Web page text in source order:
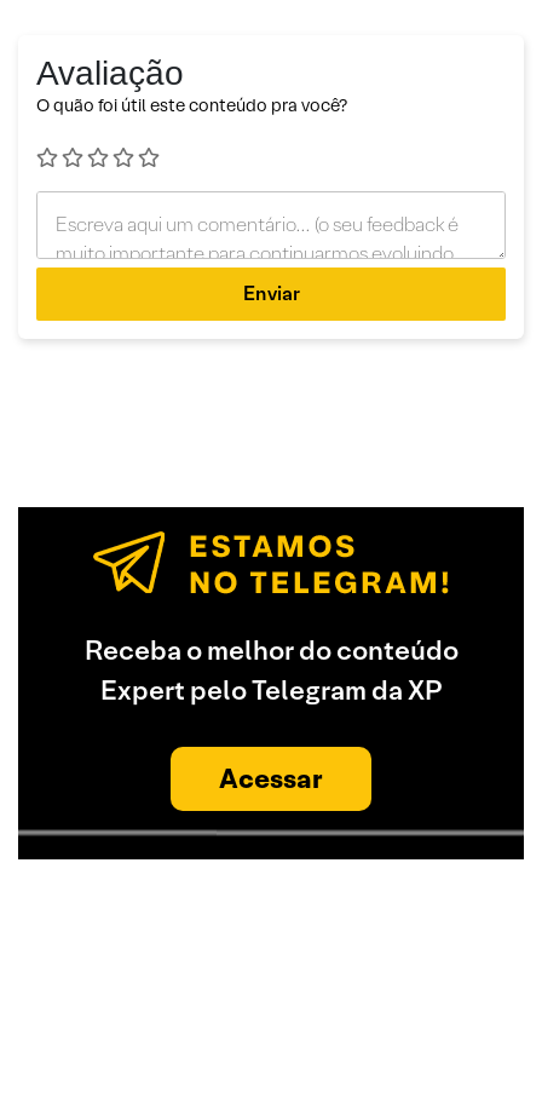
Avaliação
O quão foi útil este conteúdo pra você?
Enviar
Receba o melhor do conteúdo
Expert pelo Telegram da XP
Acessar